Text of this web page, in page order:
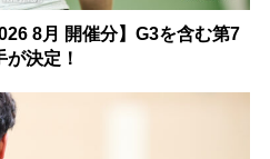
8月 開催分】G3を含む第7
決定！